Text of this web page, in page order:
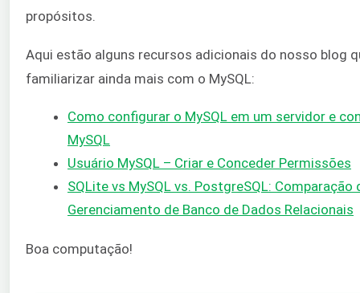
propósitos.
Aqui estão alguns recursos adicionais do nosso blog
familiarizar ainda mais com o MySQL:
Como configurar o MySQL em um servidor e
MySQL
Usuário MySQL – Criar e Conceder Permissões
SQLite vs MySQL vs. PostgreSQL: Comparação
Gerenciamento de Banco de Dados Relacionais
Boa computação!